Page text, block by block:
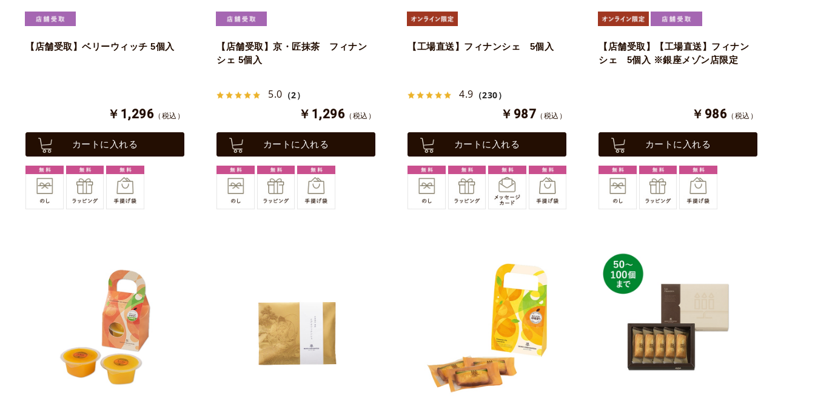
【店舗受取】ベリーウィッチ 5個入
￥1,296 （税込）
カートに入れる
【店舗受取】京・匠抹茶 フィナン
シェ 5個入
5.0 （2）
￥1,296 （税込）
カートに入れる
【工場直送】フィナンシェ 5個入
4.9 （230）
￥987 （税込）
カートに入れる
【店舗受取】【工場直送】フィナン
シェ 5個入 ※銀座メゾン店限定
￥986 （税込）
カートに入れる